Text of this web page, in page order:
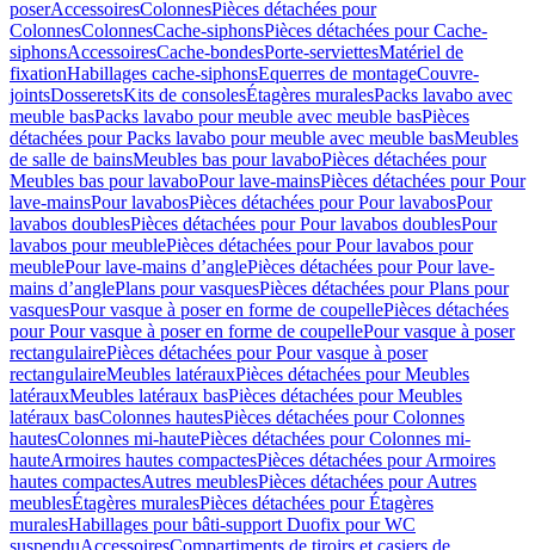
poserAccessoiresColonnesPièces détachées pour
ColonnesColonnesCache-siphonsPièces détachées pour Cache-
siphonsAccessoiresCache-bondesPorte-serviettesMatériel de
fixationHabillages cache-siphonsEquerres de montageCouvre-
jointsDosseretsKits de consolesÉtagères muralesPacks lavabo avec
meuble basPacks lavabo pour meuble avec meuble basPièces
détachées pour Packs lavabo pour meuble avec meuble basMeubles
de salle de bainsMeubles bas pour lavaboPièces détachées pour
Meubles bas pour lavaboPour lave-mainsPièces détachées pour Pour
lave-mainsPour lavabosPièces détachées pour Pour lavabosPour
lavabos doublesPièces détachées pour Pour lavabos doublesPour
lavabos pour meublePièces détachées pour Pour lavabos pour
meublePour lave-mains d’anglePièces détachées pour Pour lave-
mains d’anglePlans pour vasquesPièces détachées pour Plans pour
vasquesPour vasque à poser en forme de coupellePièces détachées
pour Pour vasque à poser en forme de coupellePour vasque à poser
rectangulairePièces détachées pour Pour vasque à poser
rectangulaireMeubles latérauxPièces détachées pour Meubles
latérauxMeubles latéraux basPièces détachées pour Meubles
latéraux basColonnes hautesPièces détachées pour Colonnes
hautesColonnes mi-hautePièces détachées pour Colonnes mi-
hauteArmoires hautes compactesPièces détachées pour Armoires
hautes compactesAutres meublesPièces détachées pour Autres
meublesÉtagères muralesPièces détachées pour Étagères
muralesHabillages pour bâti-support Duofix pour WC
suspenduAccessoiresCompartiments de tiroirs et casiers de